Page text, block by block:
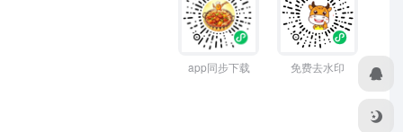
app同步下载 免费去水印